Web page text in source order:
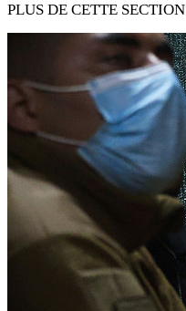
PLUS DE CETTE SECTION